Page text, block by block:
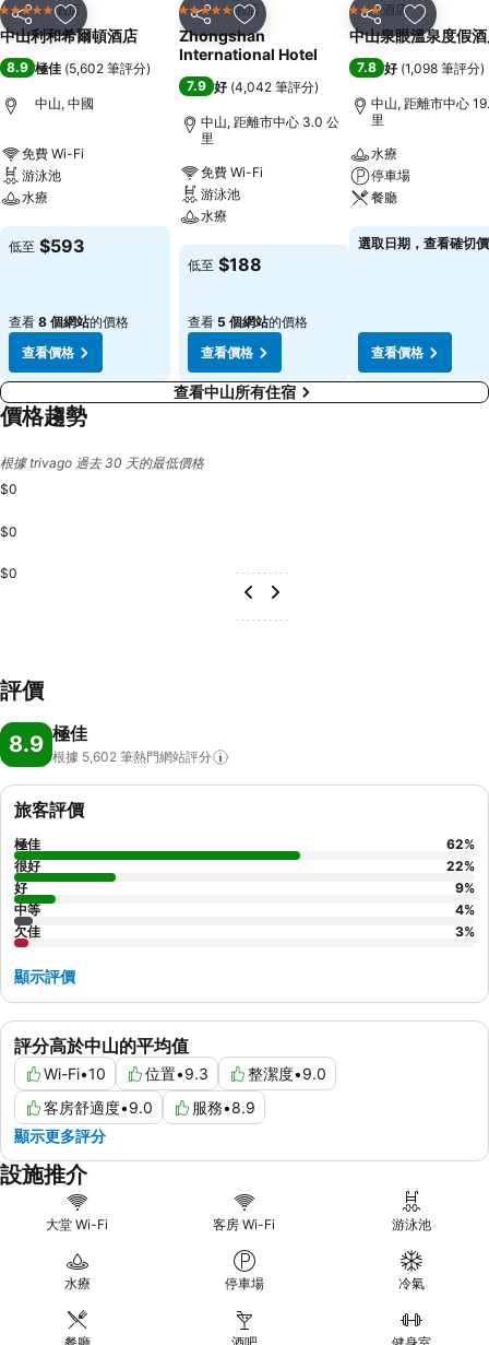
分享 放到收藏夾
5 星級 酒店
中山利和希爾頓酒店
8.9 極佳 (5,602 筆評分)
中山, 中國
免費 Wi-Fi
游泳池
水療
查看價格
低至 $593
查看 8 個網站的價格
查看價格
分享 放到收藏夾
5 星級 酒店
Zhongshan
International Hotel
7.9 好 (4,042 筆評分)
中山, 距離市中心 3.0 公
里
免費 Wi-Fi
游泳池
水療
查看價格
低至 $188
查看 5 個網站的價格
查看價格
分享 放到收藏
3 星級酒店
中山泉眼溫泉度假
7.8 好 (1,098 筆評分)
中山, 距離市中心
里
水療
停車場
餐廳
查看價格
選取日期，查看確切
查看價格
查看中山所有住宿
價格趨勢
根據 trivago 過去 30 天的最低價格
$0
$0
$0
評價
8.9 極佳
根據 5,602 筆熱門網站評分
評分高於中山的平均值
Wi-Fi•10 位置•9.3 整潔度•9.0
客房舒適度•9.0 服務•8.9
顯示更多評分
旅客評價
極佳 62%
很好
22%
好
9%
中等
4%
欠佳
3%
顯示評價
設施推介
大堂 Wi-Fi 客房 Wi-Fi 游泳池
水療 停車場 冷氣